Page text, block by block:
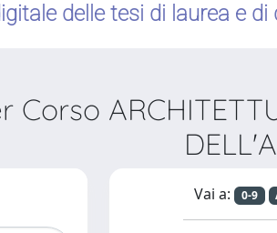
delle tesi di laurea e
Corso
Vai a: 0-9